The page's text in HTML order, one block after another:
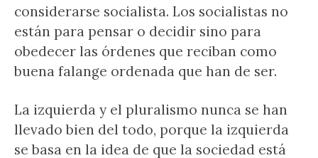
considerarse socialista. Los socialistas no
están para pensar o decidir sino para
obedecer las órdenes que reciban como
buena falange ordenada que han de ser.
La izquierda y el pluralismo nunca se han
llevado bien del todo, porque la izquierda
se basa en la idea de que la sociedad está